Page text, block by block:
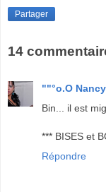
Partager
14
""°o.O
Bin... il est
*** BISES et
Répondre